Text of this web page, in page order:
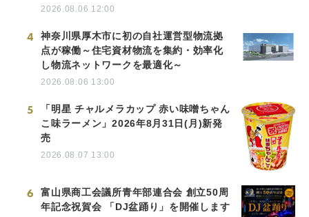
2026.08.06 12:00
4
神奈川県厚木市に初の自社運営型物流拠
点が稼働～住宅資材物流を集約・効率化
し物流ネットワークを最適化～
2026.08.06 13:00
5
「明星 チャルメラカップ 赤い味噌ちゃん
こ味ラーメン」2026年8月31日(月)新発
売
2026.08.07 13:00
6
富山県商工会議所青年部連合会 創立50周
年記念祝賀会 「DJ盆踊り」を開催します